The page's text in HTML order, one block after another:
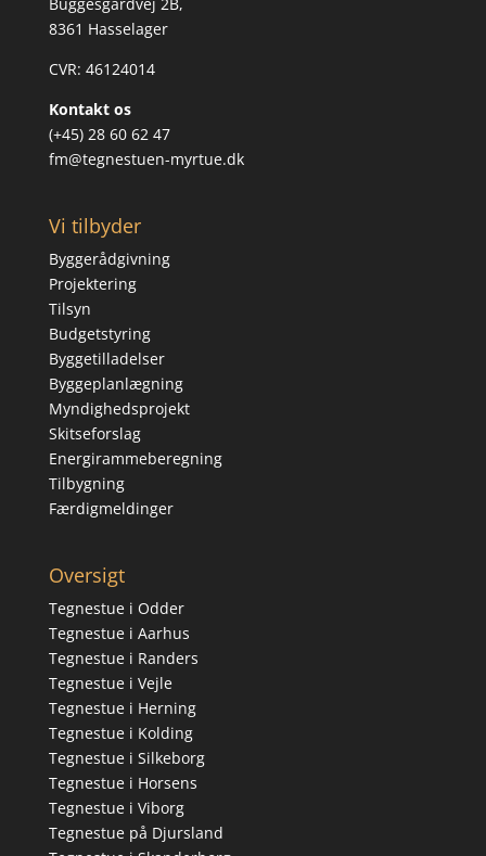
8361 Hasselager
CVR: 46124014
Kontakt os
(+45) 28 60 62 47
fm@tegnestuen-myrtue.dk
Vi tilbyder
Byggerådgivning
Projektering
Tilsyn
Budgetstyring
Byggetilladelser
Byggeplanlægning
Myndighedsprojekt
Skitseforslag
Energirammeberegning
Tilbygning
Færdigmeldinger
Oversigt
Tegnestue i Odder
Tegnestue i Aarhus
Tegnestue i Randers
Tegnestue i Vejle
Tegnestue i Herning
Tegnestue i Kolding
Tegnestue i Silkeborg
Tegnestue i Horsens
Tegnestue i Viborg
Tegnestue på Djursland